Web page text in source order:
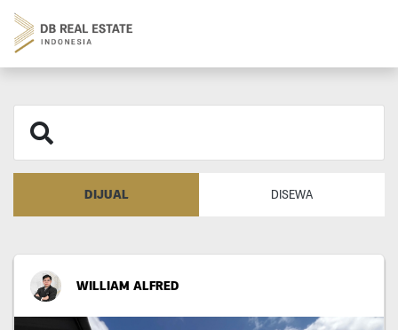
DIJUAL DISEWA
WILLIAM ALFRED